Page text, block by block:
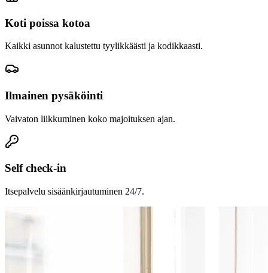
Koti poissa kotoa
Kaikki asunnot kalustettu tyylikkäästi ja kodikkaasti.
Ilmainen pysäköinti
Vaivaton liikkuminen koko majoituksen ajan.
Self check-in
Itsepalvelu sisäänkirjautuminen 24/7.